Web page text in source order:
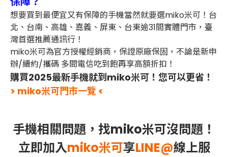
想要買到最便宜又有保障的手機當然就要選miko米可！台
北、台南、高雄、嘉義、屏東、台東逾31間實體門市，臺
灣首選推薦通訊行！
miko米可為官方授權經銷商，保證原廠保固，不論是新申
辦/續約/攜碼 多間電信吃到飽再享高額折扣！
購買2025最新手機就到miko米可！您可以更省！
> miko米可門市一覽 <
手機相關問題，找miko米可沒問題！
立即加入miko米可享LINE@線上服